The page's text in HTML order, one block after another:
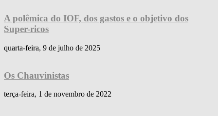
A polêmica do IOF, dos gastos e o objetivo dos
Super-ricos
quarta-feira, 9 de julho de 2025
Os Chauvinistas
terça-feira, 1 de novembro de 2022